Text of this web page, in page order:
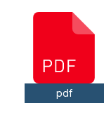
pdf